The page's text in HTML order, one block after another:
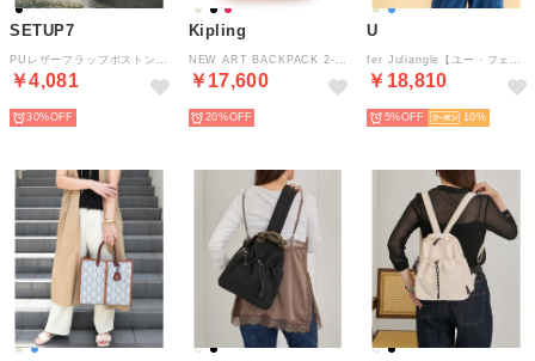
SETUP7
￥4,081
30%
Kipling
￥17,600
20%
U
￥18,810
5% 10